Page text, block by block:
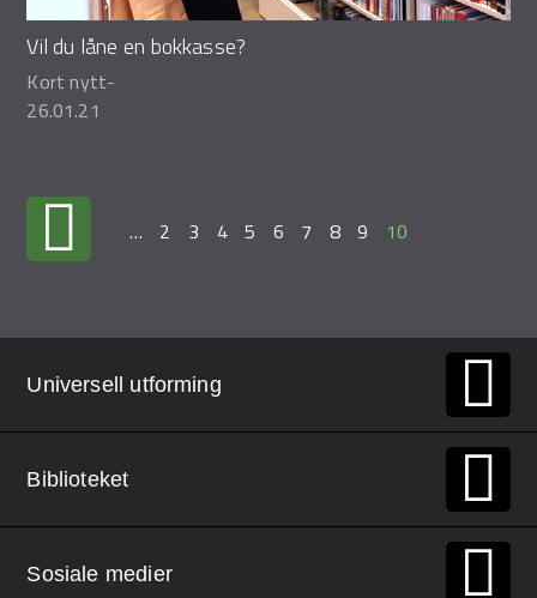
Vil du låne en bokkasse?
Kort nytt-
26.01.21
… 2 3 4 5 6 7 8 9 10
Universell utforming
Biblioteket
Sosiale medier